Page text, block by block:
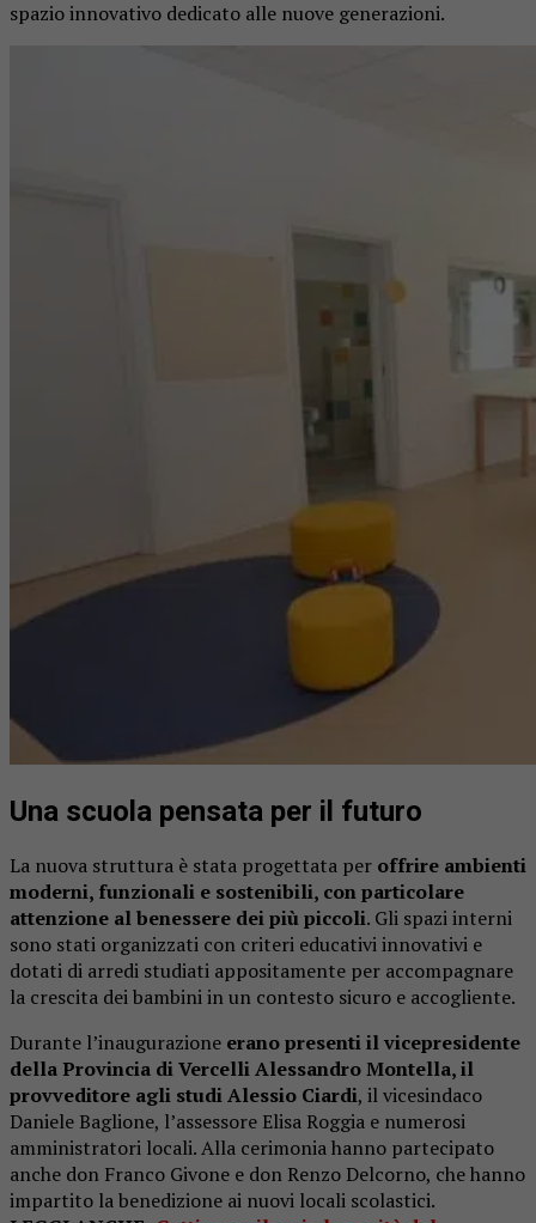
spazio innovativo dedicato alle nuove generazioni.
Una scuola pensata per il futuro
La nuova struttura è stata progettata per offrire ambienti
moderni, funzionali e sostenibili, con particolare
attenzione al benessere dei più piccoli. Gli spazi interni
sono stati organizzati con criteri educativi innovativi e
dotati di arredi studiati appositamente per accompagnare
la crescita dei bambini in un contesto sicuro e accogliente.
Durante l’inaugurazione erano presenti il vicepresidente
della Provincia di Vercelli Alessandro Montella, il
provveditore agli studi Alessio Ciardi, il vicesindaco
Daniele Baglione, l’assessore Elisa Roggia e numerosi
amministratori locali. Alla cerimonia hanno partecipato
anche don Franco Givone e don Renzo Delcorno, che hanno
impartito la benedizione ai nuovi locali scolastici.